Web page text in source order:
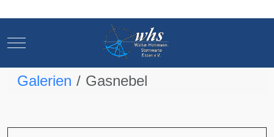
Mobile Menu Toggle
Galerien Gasnebel